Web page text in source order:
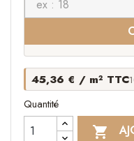
45,36 € / m² TTC
Quantité
